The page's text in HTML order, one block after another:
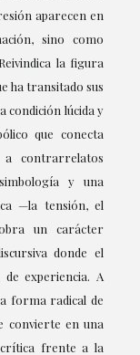
aparecen en
sino como
la figura
ha transitado sus
condición lúcida y
que conecta
contrarrelatos
y una
—la tensión, el
un carácter
donde el
experiencia. A
forma radical de
convierte en una
frente a la